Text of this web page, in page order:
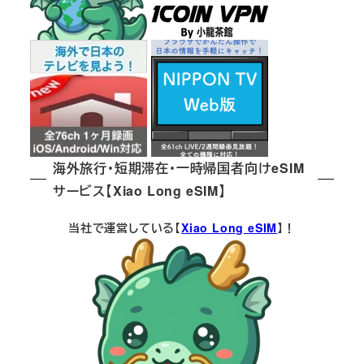
海外旅行・短期滞在・一時帰国者向けeSIM
サービス【Xiao Long eSIM】
当社で運営している【Xiao Long eSIM】！